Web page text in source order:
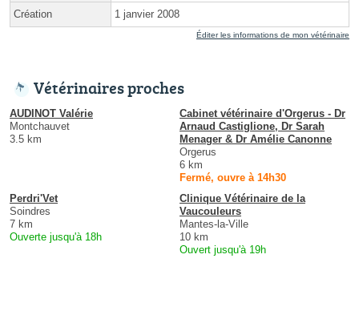
Création 1 janvier 2008
Éditer les informations de mon vétérinaire
Vétérinaires proches
AUDINOT Valérie
Montchauvet
3.5 km
Cabinet vétérinaire d'Orgerus - Dr
Arnaud Castiglione, Dr Sarah
Menager & Dr Amélie Canonne
Orgerus
6 km
Fermé, ouvre à 14h30
Perdri'Vet
Soindres
7 km
Ouverte jusqu'à 18h
Clinique Vétérinaire de la
Vaucouleurs
Mantes-la-Ville
10 km
Ouvert jusqu'à 19h